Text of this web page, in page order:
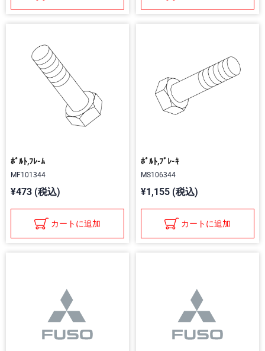
ﾎﾞﾙﾄ,ﾌﾚ-ﾑ
MF101344
¥473 (税込)
カートに追加
ﾎﾞﾙﾄ,ﾌﾞﾚ-ｷ
MS106344
¥1,155 (税込)
カートに追加